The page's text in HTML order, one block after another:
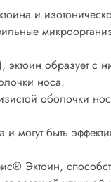
и
образует
носа.
оболочки
могут быть
Эктоин,